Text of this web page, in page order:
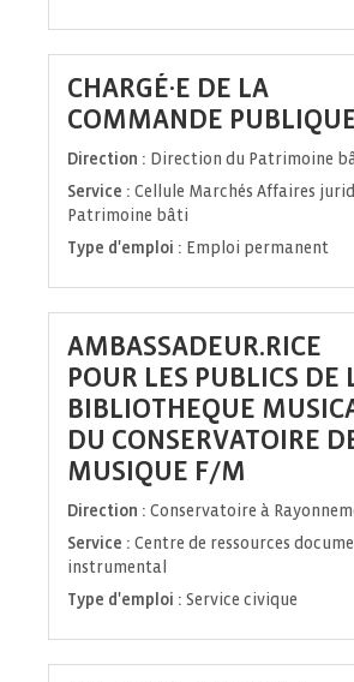
CHARGÉ·E DE LA
COMMANDE
Direction : Direction du Patrimoine
Service : Cellule Marchés Affaires
Patrimoine bâti
Type d'emploi : Emploi permanent
AMBASSADEUR.RICE
POUR LES PUBLICS DE
BIBLIOTHEQUE
DU CONSERVATOIRE
MUSIQUE F/M
fenêtre)
Direction : Conservatoire à
Service : Centre de ressources
instrumental
Type d'emploi : Service civique